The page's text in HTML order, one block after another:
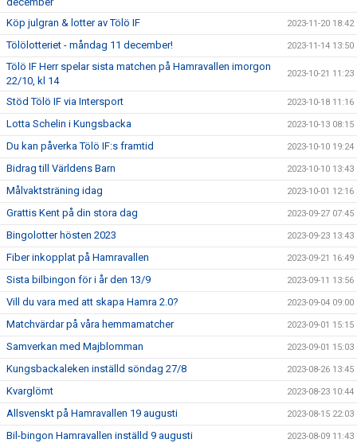
Köp julgran & lotter av Tölö IF
2023-11-20 18:42
Tölölotteriet - måndag 11 december! 2023-11-14 13:50
Tölö IF Herr spelar sista matchen på Hamravallen imorgon
22/10, kl 14
2023-10-21 11:23
Stöd Tölö IF via Intersport 2023-10-18 11:16
Lotta Schelin i Kungsbacka 2023-10-13 08:15
Du kan påverka Tölö IF:s framtid 2023-10-10 19:24
Bidrag till Världens Barn 2023-10-10 13:43
Målvaktsträning idag 2023-10-01 12:16
Grattis Kent på din stora dag 2023-09-27 07:45
Bingolotter hösten 2023 2023-09-23 13:43
Fiber inkopplat på Hamravallen 2023-09-21 16:49
Sista bilbingon för i år den 13/9 2023-09-11 13:56
Vill du vara med att skapa Hamra 2.0? 2023-09-04 09:00
Matchvärdar på våra hemmamatcher 2023-09-01 15:15
Samverkan med Majblomman 2023-09-01 15:03
Kungsbackaleken inställd söndag 27/8 2023-08-26 13:45
Kvarglömt 2023-08-23 10:44
Allsvenskt på Hamravallen 19 augusti 2023-08-15 22:03
Bil-bingon Hamravallen inställd 9 augusti 2023-08-09 11:43